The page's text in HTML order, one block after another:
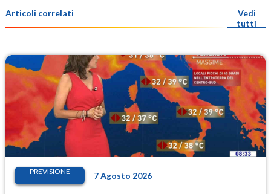
Articoli correlati
Vedi
tutti
PREVISIONE 7 Agosto 2026